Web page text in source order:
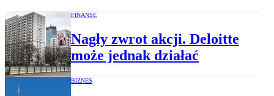
FINANSE
Nagły zwrot akcji. Deloitte
może jednak działać
BIZNES